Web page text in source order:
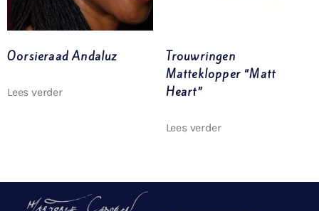
Oorsieraad Andaluz
Lees verder
Trouwringen
Matteklopper “Matt
Heart”
Lees verder